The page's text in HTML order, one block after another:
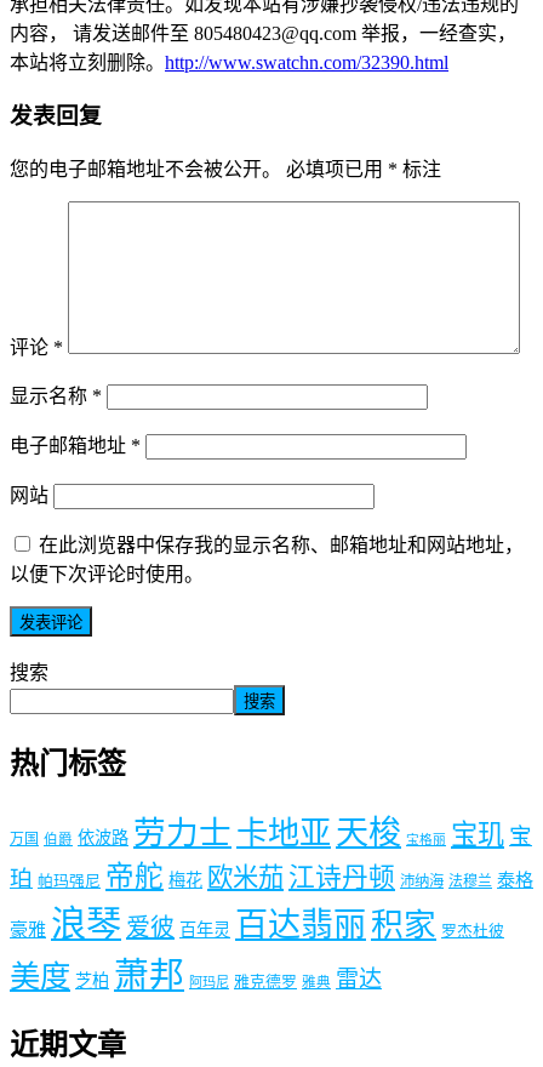
内容， 请发送邮件至 805480423@qq.com 举报，一经查实，
本站将立刻删除。 http://www.swatchn.com/32390.html
发表回复
您的电子邮箱地址不会被公开。 必填项已用 * 标注
评论 *
显示名称 *
电子邮箱地址 *
网站
在此浏览器中保存我的显示名称、邮箱地址和网站地址，
以便下次评论时使用。
搜索
搜索
热门标签
万国 伯爵 依波路 劳力士 卡地亚 天梭 宝格丽 宝玑 宝
珀 帕玛强尼 帝舵 梅花 欧米茄 江诗丹顿 沛纳海 法穆兰 泰格
豪雅 浪琴 爱彼 百年灵 百达翡丽 积家 罗杰杜彼
美度 芝柏 萧邦 阿玛尼 雅克德罗 雅典 雷达
近期文章